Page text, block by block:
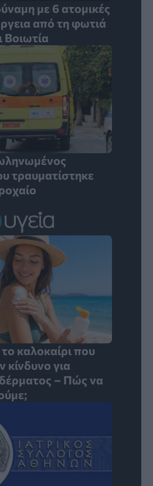
με 6 ατομικές
από τη φωτιά
Βοιωτία
τραυματίστηκε
καλοκαίρι που
κίνδυνο για
– Πώς να